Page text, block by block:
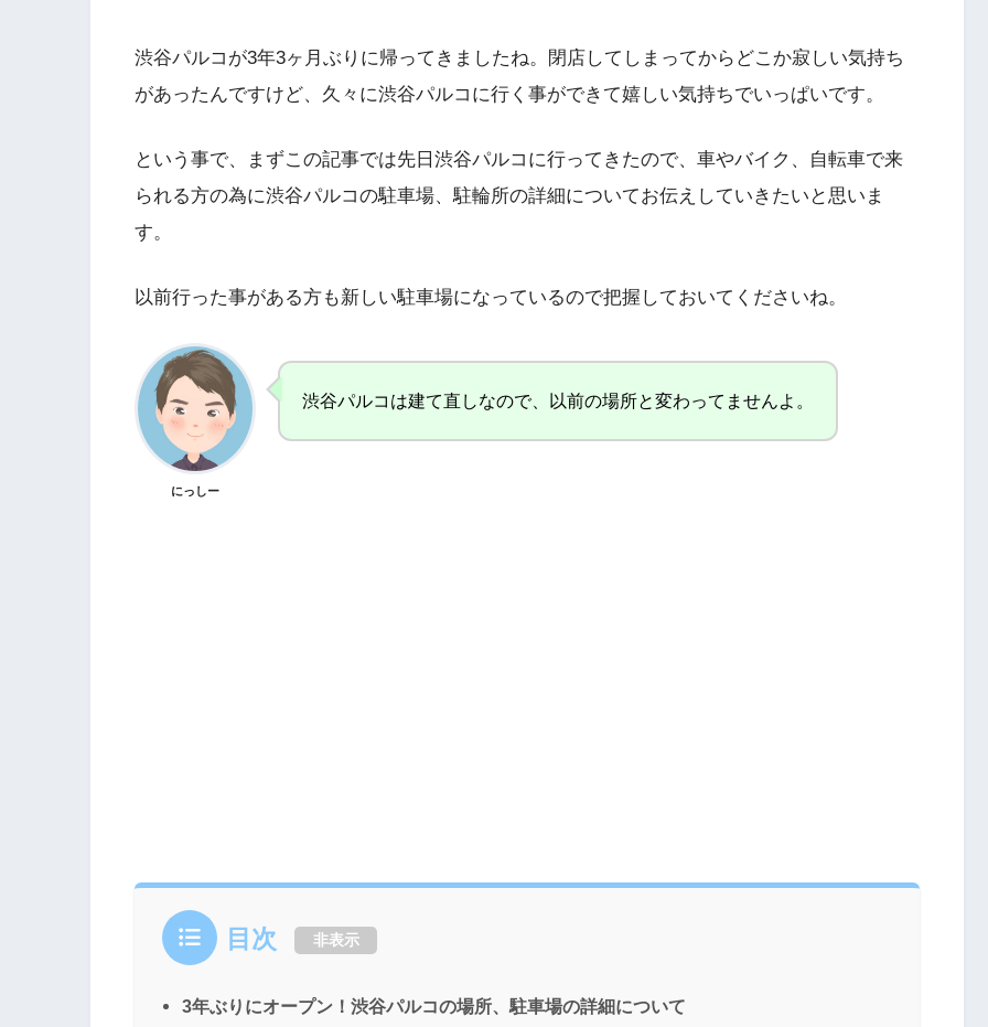
渋谷パルコが3年3ヶ月ぶりに帰ってきましたね。閉店してしまってからどこか寂しい気持ち
があったんですけど、久々に渋谷パルコに行く事ができて嬉しい気持ちでいっぱいです。
という事で、まずこの記事では先日渋谷パルコに行ってきたので、車やバイク、自転車で来
られる方の為に渋谷パルコの駐車場、駐輪所の詳細についてお伝えしていきたいと思いま
す。
以前行った事がある方も新しい駐車場になっているので把握しておいてくださいね。
にっしー
渋谷パルコは建て直しなので、以前の場所と変わってませんよ。
目次 非表示
3年ぶりにオープン！渋谷パルコの場所、駐車場の詳細について